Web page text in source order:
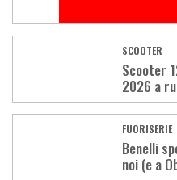
SCOOTER
Scooter
2026 a
FUORISERIE
Benelli
noi (e a